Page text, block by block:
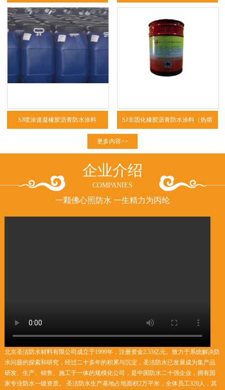
SJ喷涂速凝橡胶沥青防水涂料 SJ非固化橡胶沥青防水涂料（热熔
更多内容>>
企业介绍
COMPANIES
一颗佛心照防水 一生精力为丙纶
北京圣洁防水材料有限公司成立于1999年，注册资金2.53亿元。致力于系统解决防
水问题的探索和研究，经过二十多年的积累与沉淀，圣洁防水已发展成为集产品
研发、生产、销售、施工于一体的规模化公司，是中国防水二十强企业，拥有国
家专业防水一级资质。 圣洁防水生产基地占地面积2万平米，全体员工320人，其